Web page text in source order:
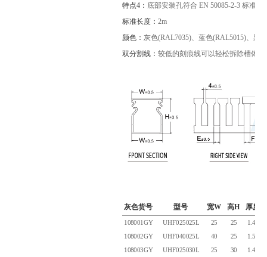
特点4： 底部安装孔符合 EN 50085-2-3 标准
标准长度： 2m
颜色： 灰色(RAL7035)、蓝色(RAL5015)、黑
双分割线： 较低的刻痕线可以轻松拆除槽体
灰色货号 型号 宽W 高H 厚度
108001GY UHF025025L 25 25
1.45
108002GY
UHF040025L 40 25
1.50
108003GY
UHF025030L 25 30
1.45